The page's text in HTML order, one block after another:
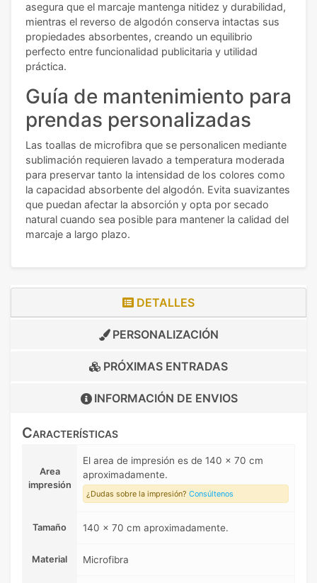
asegura que el marcaje mantenga nitidez y durabilidad,
mientras el reverso de algodón conserva intactas sus
propiedades absorbentes, creando un equilibrio
perfecto entre funcionalidad publicitaria y utilidad
práctica.
Guía de mantenimiento para
prendas personalizadas
Las toallas de microfibra que se personalicen mediante
sublimación requieren lavado a temperatura moderada
para preservar tanto la intensidad de los colores como
la capacidad absorbente del algodón. Evita suavizantes
que puedan afectar la absorción y opta por secado
natural cuando sea posible para mantener la calidad del
marcaje a largo plazo.
DETALLES
PERSONALIZACIÓN
PRÓXIMAS ENTRADAS
INFORMACIÓN DE ENVIOS
Características
Area
impresión
El area de impresión es de 140 x 70 cm
aproximadamente.
¿Dudas sobre la impresión? Consúltenos
Tamaño 140 x 70 cm aproximadamente.
Material Microfibra